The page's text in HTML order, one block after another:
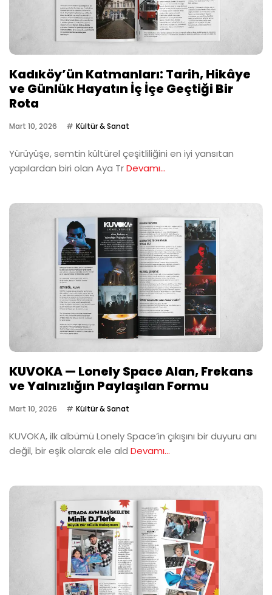
Kadıköy’ün Katmanları: Tarih, Hikâye
ve Günlük Hayatın İç İçe Geçtiği Bir
Rota
Mart 10, 2026 Kültür & Sanat
Yürüyüşe, semtin kültürel çeşitliliğini en iyi yansıtan
yapılardan biri olan Aya TrDevamı...
KUVOKA — Lonely Space Alan, Frekans
ve Yalnızlığın Paylaşılan Formu
Mart 10, 2026 Kültür & Sanat
KUVOKA, ilk albümü Lonely Space’in çıkışını bir duyuru anı
değil, bir eşik olarak ele ald Devamı...